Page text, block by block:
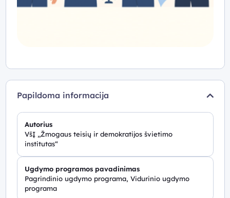
Papildoma informacija
Autorius
VšĮ „Žmogaus teisių ir demokratijos švietimo
institutas“
Ugdymo programos pavadinimas
Pagrindinio ugdymo programa, Vidurinio ugdymo
programa